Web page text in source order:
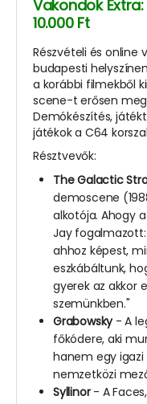
Vakondok
10.000 Ft
Részvételi és online
budapesti
a korábbi filmekből
scene-t erősen
Demókészítés,
játékok a C64
Résztvevők:
The Galactic
demoscene
alkotója. Ahogy
Jay
ahhoz képest,
eszkábáltunk,
gyerek az akkor
szemünkben."
Grabowsky- A
főkódere, aki
hanem egy igazi
nemzetközi
Syllinor- A